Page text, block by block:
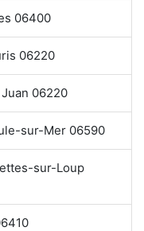
06400
06220
06220
sur-Mer 06590
sur-Loup